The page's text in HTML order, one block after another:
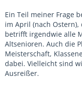
Ein Teil meiner Frage
im April (nach
betrifft irgendwie alle
Altsenioren. Auch die
Meisterschaft,
dabei. Vielleicht sind
Ausreißer.